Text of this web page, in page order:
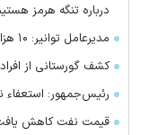
درباره تنگه هرمز
مدیرعامل توانیر: ۱۰ هزار ماینر جمع‌آوری شد
کشف گورستانی از افراد
رئیس‌جمهور:
قیمت نفت کاهش